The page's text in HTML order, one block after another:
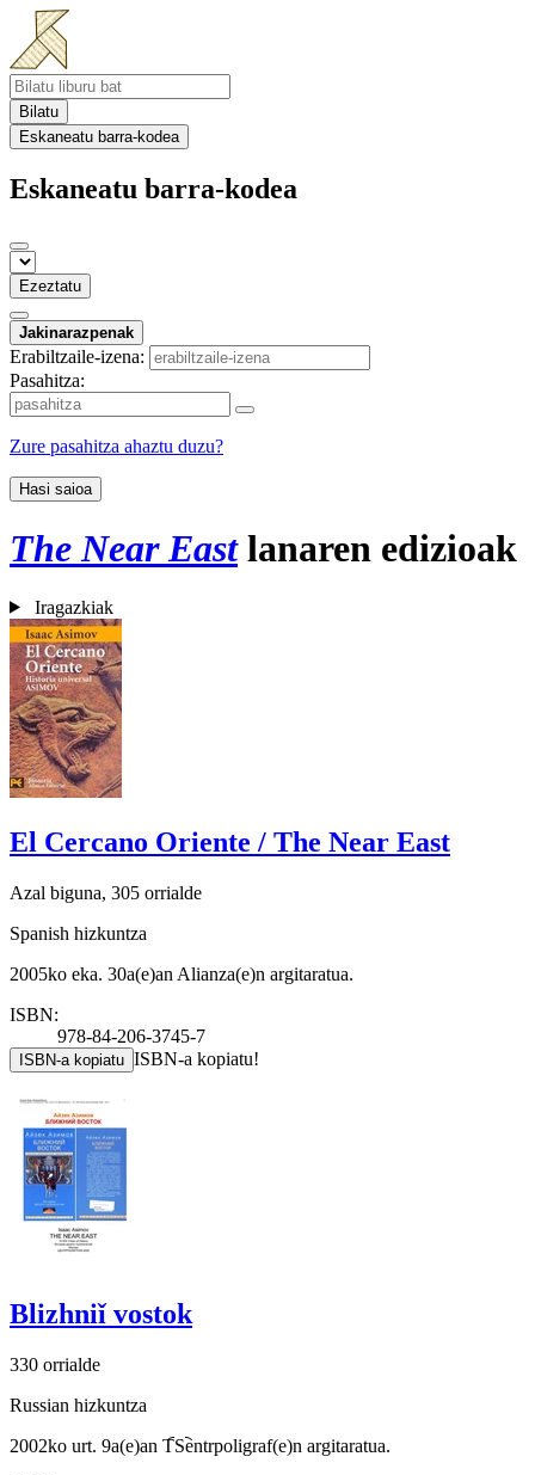
Bilatu
Eskaneatu barra-kodea
Eskaneatu barra-kodea
Ezeztatu
Jakinarazpenak
Erabiltzaile-izena:
Pasahitza:
Zure pasahitza ahaztu duzu?
Hasi saioa
The Near Eastlanaren edizioak
Iragazkiak
El Cercano Oriente / The Near East
Azal biguna, 305 orrialde
Spanish hizkuntza
2005ko eka. 30a(e)an Alianza(e)n argitaratua.
ISBN:
978-84-206-3745-7
ISBN-a kopiatu ISBN-a kopiatu!
Blizhniǐ vostok
330 orrialde
Russian hizkuntza
2002ko urt. 9a(e)an T︠S︡entrpoligraf(e)n argitaratua.